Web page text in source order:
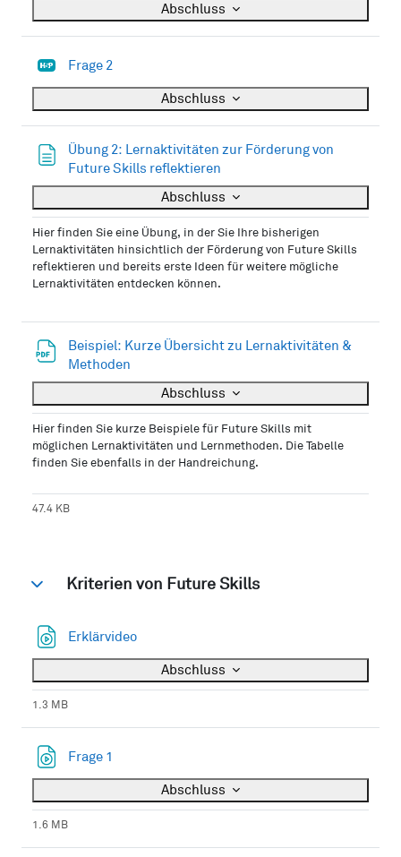
Abschluss
Frage 2H5P
Abschluss
Übung 2: Lernaktivitäten zur Förderung von
Future Skills reflektieren
Abschluss
Hier finden Sie eine Übung, in der Sie Ihre bisherigen
Lernaktivitäten hinsichtlich der Förderung von Future Skills
reflektieren und bereits erste Ideen für weitere mögliche
Lernaktivitäten entdecken können.
Beispiel: Kurze Übersicht zu Lernaktivitäten &
Methoden
Abschluss
Hier finden Sie kurze Beispiele für Future Skills mit
möglichen Lernaktivitäten und Lernmethoden. Die Tabelle
finden Sie ebenfalls in der Handreichung.
47.4 KB
EinklappenKriterien von Future Skills
Erklärvideo
Abschluss
1.3 MB
Frage 1
Abschluss
1.6 MB